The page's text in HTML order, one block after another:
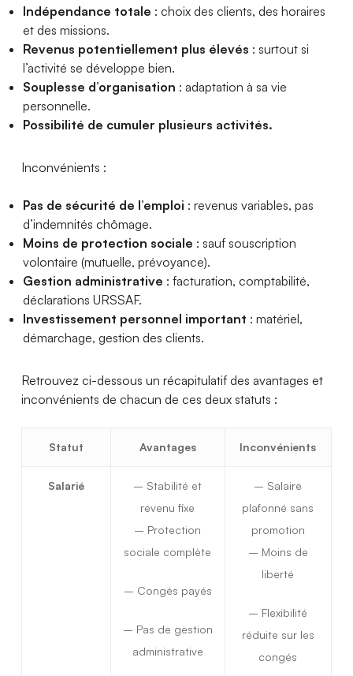
Indépendance totale : choix des clients, des horaires
et des missions.
Revenus potentiellement plus élevés : surtout si
l’activité se développe bien.
Souplesse d’organisation : adaptation à sa vie
personnelle.
Possibilité de cumuler plusieurs activités.
Inconvénients :
Pas de sécurité de l’emploi : revenus variables, pas
d’indemnités chômage.
Moins de protection sociale : sauf souscription
volontaire (mutuelle, prévoyance).
Gestion administrative : facturation, comptabilité,
déclarations URSSAF.
Investissement personnel important : matériel,
démarchage, gestion des clients.
Retrouvez ci-dessous un récapitulatif des avantages et
inconvénients de chacun de ces deux statuts :
Statut Avantages Inconvénients
Salarié
– Stabilité et
revenu fixe
– Protection
sociale complète
– Congés payés
– Pas de gestion
administrative
– Salaire
plafonné sans
promotion
– Moins de
liberté
– Flexibilité
réduite sur les
congés